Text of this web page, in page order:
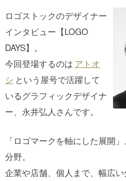
ロゴストックのデザイナー
インタビュー【LOGO
DAYS】。
今回登場するのは アトオ
シ という屋号で活躍して
いるグラフィックデザイナ
ー、永井弘人さんです。
「ロゴマークを軸にした展開
分野。
企業や店舗、個人まで、幅広